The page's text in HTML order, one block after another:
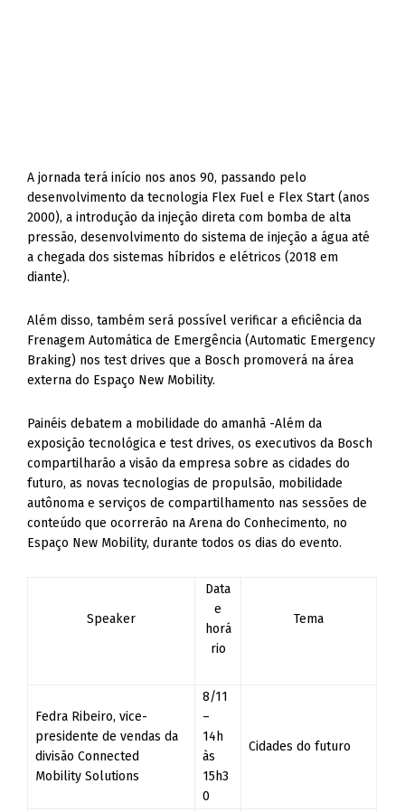
A jornada terá início nos anos 90, passando pelo
desenvolvimento da tecnologia Flex Fuel e Flex Start (anos
2000), a introdução da injeção direta com bomba de alta
pressão, desenvolvimento do sistema de injeção a água até
a chegada dos sistemas híbridos e elétricos (2018 em
diante).
Além disso, também será possível verificar a eficiência da
Frenagem Automática de Emergência (Automatic Emergency
Braking) nos test drives que a Bosch promoverá na área
externa do Espaço New Mobility.
Painéis debatem a mobilidade do amanhã -Além da
exposição tecnológica e test drives, os executivos da Bosch
compartilharão a visão da empresa sobre as cidades do
futuro, as novas tecnologias de propulsão, mobilidade
autônoma e serviços de compartilhamento nas sessões de
conteúdo que ocorrerão na Arena do Conhecimento, no
Espaço New Mobility, durante todos os dias do evento.
Speaker
Data
e
horá
rio
Tema
Fedra Ribeiro, vice-
presidente de vendas da
divisão Connected
Mobility Solutions
8/11
–
14h
às
15h3
0
Cidades do futuro